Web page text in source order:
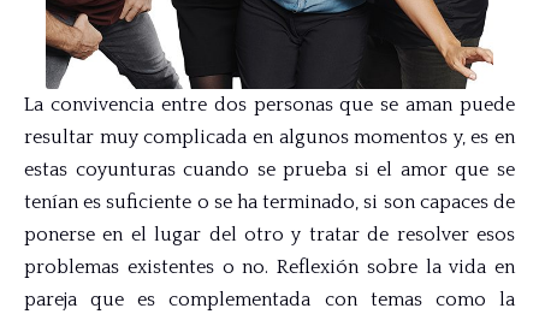
La convivencia entre dos personas que se aman puede
resultar muy complicada en algunos momentos y, es en
estas coyunturas cuando se prueba si el amor que se
tenían es suficiente o se ha terminado, si son capaces de
ponerse en el lugar del otro y tratar de resolver esos
problemas existentes o no. Reflexión sobre la vida en
pareja que es complementada con temas como la